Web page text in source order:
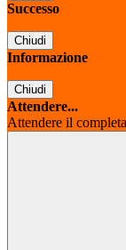
Successo
Chiudi
Informazione
Chiudi
Attendere...
Attendere il